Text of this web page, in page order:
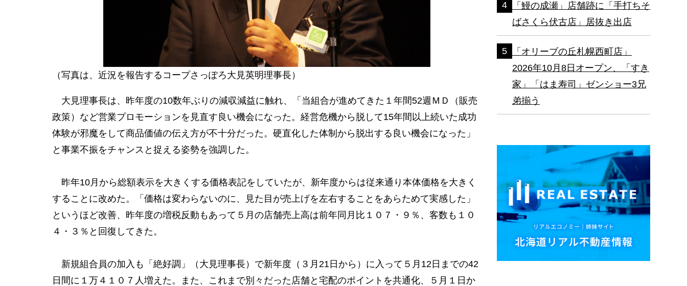
（写真は、近況を報告するコープさっぽろ大見英明理事長）
大見理事長は、昨年度の10数年ぶりの減収減益に触れ、「当組合が進めてきた１年間52週ＭＤ（販売
政策）など営業プロモーションを見直す良い機会になった。経営危機から脱して15年間以上続いた成功
体験が邪魔をして商品価値の伝え方が不十分だった。硬直化した体制から脱出する良い機会になった」
と事業不振をチャンスと捉える姿勢を強調した。
昨年10月から総額表示を大きくする価格表記をしていたが、新年度からは従来通り本体価格を大きく
することに改めた。「価格は変わらないのに、見た目が売上げを左右することをあらためて実感した」
というほど改善、昨年度の増税反動もあって５月の店舗売上高は前年同月比１０７・９％、客数も１０
４・３％と回復してきた。
新規組合員の加入も「絶好調」（大見理事長）で新年度（３月21日から）に入って５月12日までの42
日間に１万４１０７人増えた。また、これまで別々だった店舗と宅配のポイントを共通化、５月１日か
「鰻の成瀬」店舗跡に「手打ちそ
ばさくら伏古店」居抜き出店
「オリーブの丘札幌西町店」
2026年10月8日オープン、「すき
家」「はま寿司」ゼンショー3兄
弟揃う